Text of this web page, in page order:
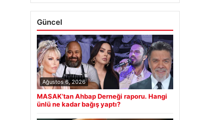
Güncel
Ağustos 6, 2026
MASAK’tan Ahbap Derneği raporu. Hangi
ünlü ne kadar bağış yaptı?